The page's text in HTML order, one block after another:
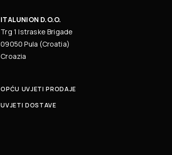
ITALUNION D.O.O.
Trg 1 Istraske Brigade
09050 Pula (Croatia)
Croazia
OPĆU UVJETI PRODAJE
UVJETI DOSTAVE